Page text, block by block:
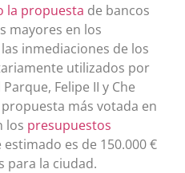
la propuesta de bancos
mayores en los
inmediaciones de los
utilizados por
Felipe II y Che
más votada en
los presupuestos
es de 150.000 €
para la ciudad.